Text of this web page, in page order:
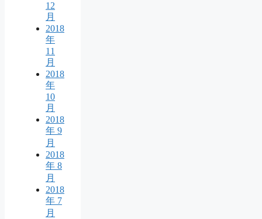
12
月
2018
年
11
月
2018
年
10
月
2018
年 9
月
2018
年 8
月
2018
年 7
月